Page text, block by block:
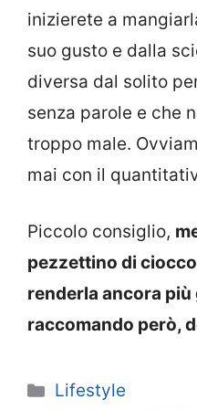
inizierete a
suo gusto e dalla
diversa dal solito
senza parole e che
troppo male.
mai con il
Piccolo consiglio,
pezzettino di
renderla ancora più
raccomando però,
Categorie
Lifestyle